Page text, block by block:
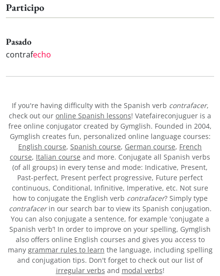
Participo
Pasado
contrafecho
If you're having difficulty with the Spanish verb contrafacer,
check out our online Spanish lessons! Vatefaireconjuguer is a
free online conjugator created by Gymglish. Founded in 2004,
Gymglish creates fun, personalized online language courses:
English course, Spanish course, German course, French
course, Italian course and more. Conjugate all Spanish verbs
(of all groups) in every tense and mode: Indicative, Present,
Past-perfect, Present perfect progressive, Future perfect
continuous, Conditional, Infinitive, Imperative, etc. Not sure
how to conjugate the English verb contrafacer? Simply type
contrafacerin our search bar to view its Spanish conjugation.
You can also conjugate a sentence, for example 'conjugate a
Spanish verb’! In order to improve on your spelling, Gymglish
also offers online English courses and gives you access to
many grammar rules to learn the language, including spelling
and conjugation tips. Don't forget to check out our list of
irregular verbs and modal verbs!